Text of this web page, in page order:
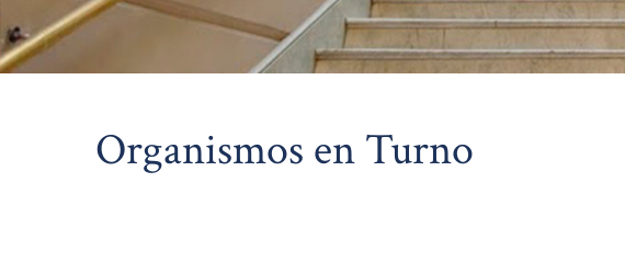
Organismos en Turno